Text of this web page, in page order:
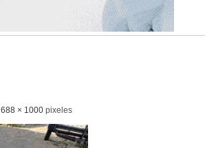
688 × 1000 pixeles